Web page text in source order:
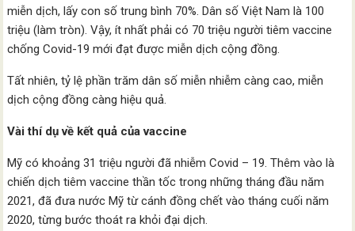
miễn dịch, lấy con số trung bình 70%. Dân số Việt Nam là 100
triệu (làm tròn). Vậy, ít nhất phải có 70 triệu người tiêm vaccine
chống Covid-19 mới đạt được miễn dịch cộng đồng.
Tất nhiên, tỷ lệ phần trăm dân số miễn nhiễm càng cao, miễn
dịch cộng đồng càng hiệu quả.
Vài thí dụ về kết quả của vaccine
Mỹ có khoảng 31 triệu người đã nhiễm Covid – 19. Thêm vào là
chiến dịch tiêm vaccine thần tốc trong những tháng đầu năm
2021, đã đưa nước Mỹ từ cánh đồng chết vào tháng cuối năm
2020, từng bước thoát ra khỏi đại dịch.